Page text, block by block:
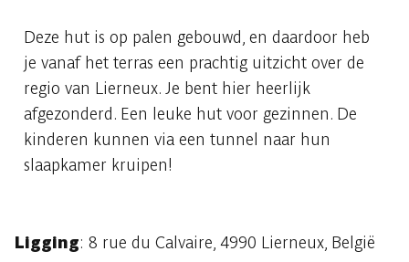
Deze hut is op palen gebouwd, en daardoor heb
je vanaf het terras een prachtig uitzicht over de
regio van Lierneux. Je bent hier heerlijk
afgezonderd. Een leuke hut voor gezinnen. De
kinderen kunnen via een tunnel naar hun
slaapkamer kruipen!
Ligging: 8 rue du Calvaire, 4990 Lierneux, België